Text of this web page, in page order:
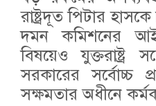
রাষ্ট্রদূত পিটার
দমন কমিশনের
বিষয়েও যুক্তরাষ্ট্র
সরকারের সর্বোচ্চ
সক্ষমতার অধীনে